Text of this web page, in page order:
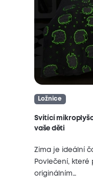
Ložnice
Svítící
vaše děti
Zima je ideální
Povlečení, které
originálním…